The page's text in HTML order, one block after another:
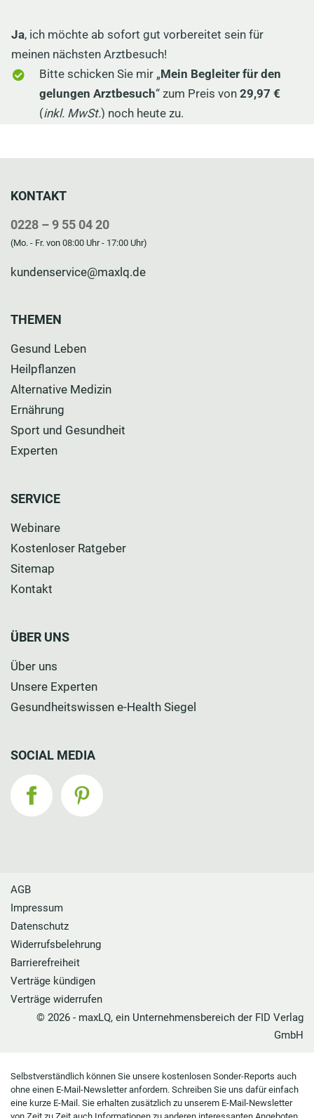
KONTAKT
0228 – 9 55 04 20
(Mo. - Fr. von 08:00 Uhr - 17:00 Uhr)
kundenservice@maxlq.de
THEMEN
Gesund Leben
Heilpflanzen
Alternative Medizin
Ernährung
Sport und Gesundheit
Experten
SERVICE
Webinare
Kostenloser Ratgeber
Sitemap
Kontakt
ÜBER UNS
Über uns
Unsere Experten
Gesundheitswissen e-Health Siegel
SOCIAL MEDIA
AGB
Impressum
Datenschutz
Widerrufsbelehrung
Barrierefreiheit
Verträge kündigen
Verträge widerrufen
© 2026 - maxLQ, ein Unternehmensbereich der FID Verlag
GmbH
Selbstverständlich können Sie unsere kostenlosen Sonder-Reports auch
ohne einen E-Mail-Newsletter anfordern. Schreiben Sie uns dafür einfach
eine kurze E-Mail. Sie erhalten zusätzlich zu unserem E-Mail-Newsletter